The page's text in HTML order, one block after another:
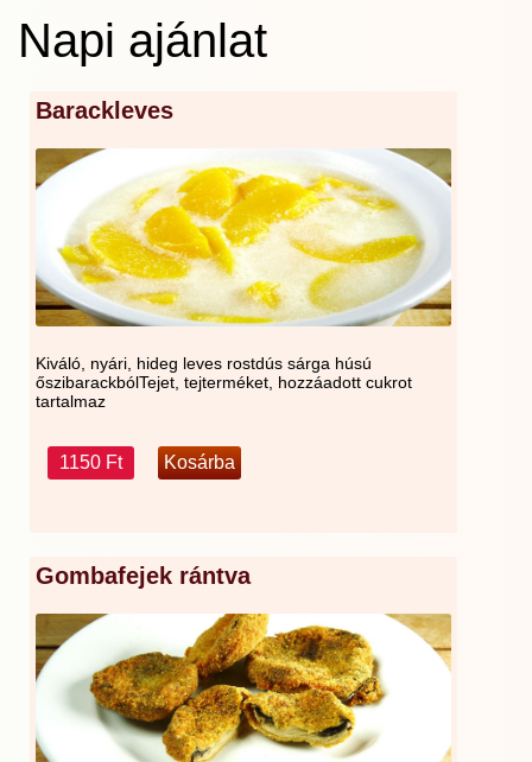
Napi ajánlat
Barackleves
Kiváló, nyári, hideg leves rostdús sárga húsú
őszibarackbólTejet, tejterméket, hozzáadott cukrot
tartalmaz
1150 Ft
Gombafejek rántva